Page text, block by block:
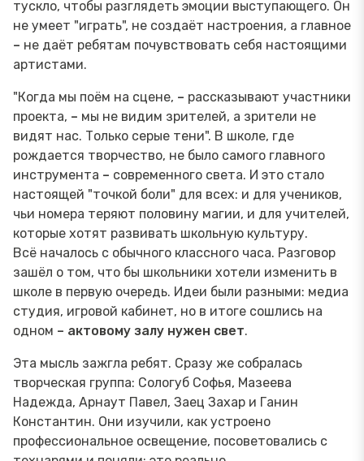
тускло, чтобы разглядеть эмоции выступающего. Он
не умеет "играть", не создаёт настроения, а главное
– не даёт ребятам почувствовать себя настоящими
артистами.
"Когда мы поём на сцене, – рассказывают участники
проекта, – мы не видим зрителей, а зрители не
видят нас. Только серые тени". В школе, где
рождается творчество, не было самого главного
инструмента – современного света. И это стало
настоящей "точкой боли" для всех: и для учеников,
чьи номера теряют половину магии, и для учителей,
которые хотят развивать школьную культуру.
Всё началось с обычного классного часа. Разговор
зашёл о том, что бы школьники хотели изменить в
школе в первую очередь. Идеи были разными: медиа
студия, игровой кабинет, но в итоге сошлись на
одном – актовому залу нужен свет.
Эта мысль зажгла ребят. Сразу же собралась
творческая группа: Сологуб Софья, Мазеева
Надежда, Арнаут Павел, Заец Захар и Ганин
Константин. Они изучили, как устроено
профессиональное освещение, посоветовались с